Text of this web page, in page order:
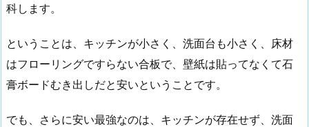
科します。
ということは、キッチンが小さく、洗面台も小さく、床材
はフローリングですらない合板で、壁紙は貼ってなくて石
膏ボードむき出しだと安いということです。
でも、さらに安い最強なのは、キッチンが存在せず、洗面